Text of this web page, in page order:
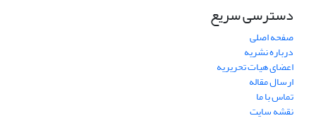
دسترسی سریع
صفحه اصلی
درباره نشریه
اعضای هیات تحریریه
ارسال مقاله
تماس با ما
نقشه سایت